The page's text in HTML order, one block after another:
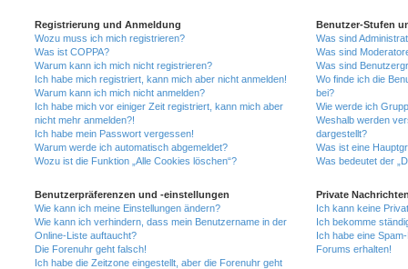
Registrierung und Anmeldung
Wozu muss ich mich registrieren?
Was ist COPPA?
Warum kann ich mich nicht registrieren?
Ich habe mich registriert, kann mich aber nicht anmelden!
Warum kann ich mich nicht anmelden?
Ich habe mich vor einiger Zeit registriert, kann mich aber
nicht mehr anmelden?!
Ich habe mein Passwort vergessen!
Warum werde ich automatisch abgemeldet?
Wozu ist die Funktion „Alle Cookies löschen“?
Benutzerpräferenzen und -einstellungen
Wie kann ich meine Einstellungen ändern?
Wie kann ich verhindern, dass mein Benutzername in der
Online-Liste auftaucht?
Die Forenuhr geht falsch!
Ich habe die Zeitzone eingestellt, aber die Forenuhr geht
Benutzer-Stufen
Was sind
Was sind
Was sind
Wo finde ich die
bei?
Wie werde ich
Weshalb werden
dargestellt?
Was ist eine
Was bedeutet der
Private
Ich kann keine
Ich bekomme
Ich habe eine
Forums erhalten!